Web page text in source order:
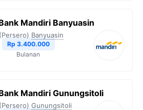
Mandiri Banyuasin
Banyuasin
Rp 3.400.000
Bulanan
Mandiri Gunungsitoli
Gunungsitoli